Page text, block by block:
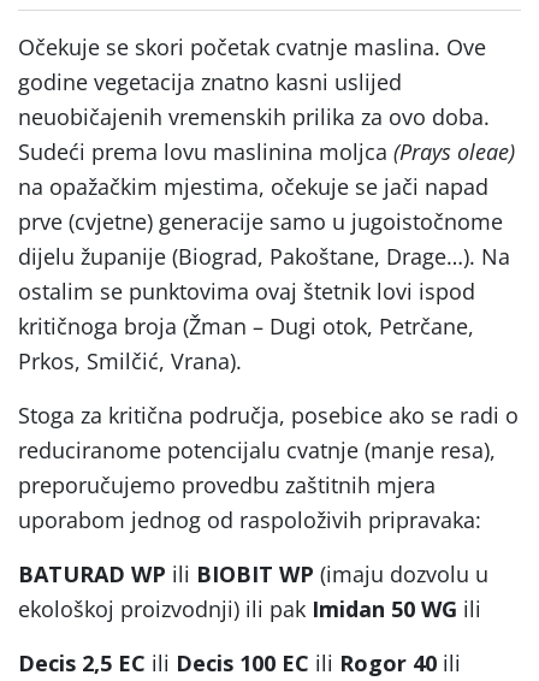
Očekuje se skori početak cvatnje maslina. Ove
godine vegetacija znatno kasni uslijed
neuobičajenih vremenskih prilika za ovo doba.
Sudeći prema lovu maslinina moljca (Prays oleae)
na opažačkim mjestima, očekuje se jači napad
prve (cvjetne) generacije samo u jugoistočnome
dijelu županije (Biograd, Pakoštane, Drage…). Na
ostalim se punktovima ovaj štetnik lovi ispod
kritičnoga broja (Žman – Dugi otok, Petrčane,
Prkos, Smilčić, Vrana).
Stoga za kritična područja, posebice ako se radi o
reduciranome potencijalu cvatnje (manje resa),
preporučujemo provedbu zaštitnih mjera
uporabom jednog od raspoloživih pripravaka:
BATURAD WP ili BIOBIT WP (imaju dozvolu u
ekološkoj proizvodnji) ili pak Imidan 50 WG ili
Decis 2,5 EC ili Decis 100 EC ili Rogor 40 ili